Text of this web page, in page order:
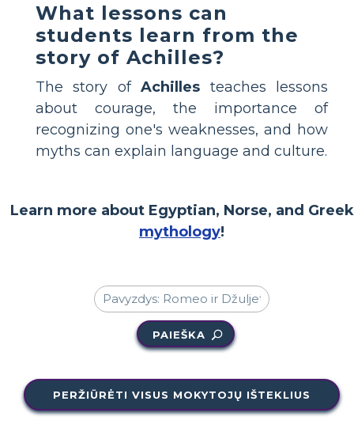
What lessons can
students learn from the
story of Achilles?
The story ofAchilles teaches lessons
about courage, the importance of
recognizing one's weaknesses, and how
myths can explain language and culture.
Learn more about Egyptian, Norse, and Greek
mythology!
PAIEŠKA
PERŽIŪRĖTI VISUS MOKYTOJŲ IŠTEKLIUS